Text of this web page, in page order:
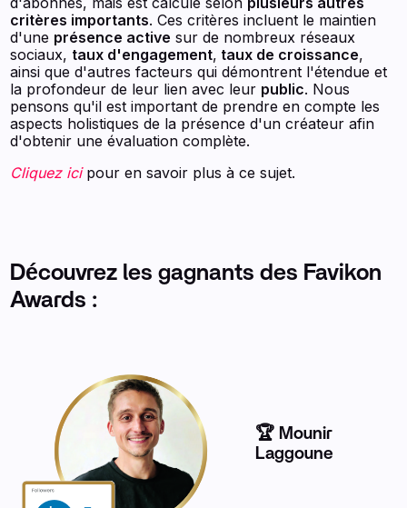
critères importants. Ces critères incluent le maintien
d'une présence active sur de nombreux réseaux
sociaux, taux d'engagement, taux de croissance,
ainsi que d'autres facteurs qui démontrent l'étendue et
la profondeur de leur lien avec leur public. Nous
pensons qu'il est important de prendre en compte les
aspects holistiques de la présence d'un créateur afin
d'obtenir une évaluation complète.
Cliquez icipour en savoir plus à ce sujet.
Découvrez les gagnants des Favikon
Awards :
🏆 Mounir
Laggoune